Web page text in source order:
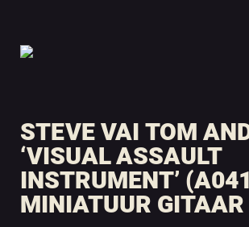
STEVE VAI TOM
‘VISUAL ASSAULT
INSTRUMENT’
MINIATUUR GITAAR